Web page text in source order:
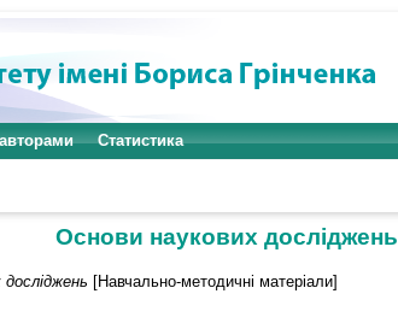
Статистика
Основи наукових досліджень
[Навчально-методичні матеріали]